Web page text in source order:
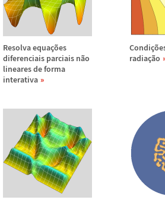
Resolva equações
diferenciais parciais não
lineares de forma
interativa
Condiçõ
radiação